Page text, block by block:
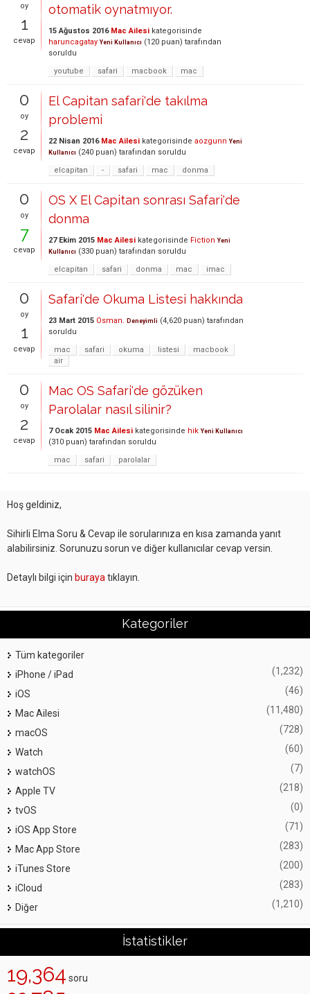
oy
1
cevap
otomatik oynatmıyor.
15 Ağustos 2016 Mac Ailesi kategorisinde
haruncagatay Yeni Kullanıcı (120 puan) tarafından
soruldu
youtube
safari macbook mac
0
oy
2
cevap
El Capitan safari'de takılma
problemi
22 Nisan 2016 Mac Ailesi kategorisinde aozgunn Yeni
Kullanıcı (240 puan) tarafından soruldu
elcapitan
- safari mac donma
0
oy
7
cevap
OS X El Capitan sonrası Safari'de
donma
27 Ekim 2015 Mac Ailesi kategorisinde Fiction Yeni
Kullanıcı (330 puan) tarafından soruldu
elcapitan
safari donma mac imac
0
oy
1
cevap
Safari'de Okuma Listesi hakkında
23 Mart 2015 Osman. Deneyimli (4,620 puan) tarafından
soruldu
mac
safari okuma listesi
macbook
air
0
oy
2
cevap
Mac OS Safari'de gözüken
Parolalar nasıl silinir?
7 Ocak 2015 Mac Ailesi kategorisinde hik Yeni Kullanıcı
(310 puan) tarafından soruldu
mac
safari parolalar
Hoş geldiniz,
Sihirli Elma Soru & Cevap ile sorularınıza en kısa zamanda yanıt
alabilirsiniz. Sorunuzu sorun ve diğer kullanıcılar cevap versin.
Detaylı bilgi için buraya tıklayın.
Kategoriler
Tüm kategoriler
iPhone / iPad
(1,232)
iOS (46)
Mac Ailesi (11,480)
macOS (728)
Watch (60)
watchOS (7)
Apple TV (218)
tvOS (0)
iOS App Store (71)
Mac App Store (283)
iTunes Store (200)
iCloud (283)
Diğer (1,210)
İstatistikler
19,364 soru